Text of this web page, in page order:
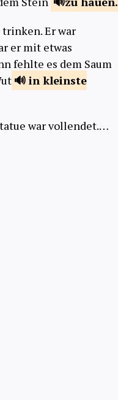
Er war
er mit etwas
fehlte es dem Saum
in kleinste
war vollendet.…